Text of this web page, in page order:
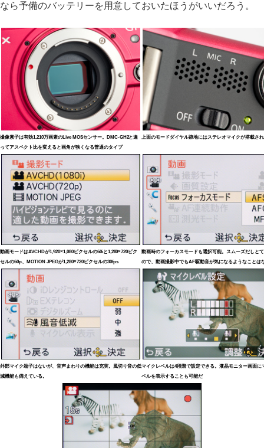
なら予備のバッテリーを用意しておいたほうがいいだろう。
撮像素子は有効1,210万画素のLive MOSセンサー。DMC-GH2と違
ってアスペクト比を変えると画角が狭くなる普通のタイプ
上面のモードダイヤル跡地にはステレオマイクが搭載さ
動画モードはAVCHDが1,920×1,080ピクセルの60iと1,280×720ピク
セルの60p、MOTION JPEGが1,280×720ピクセルの30fps
動画時のフォーカスモードも選択可能。スムーズだしと
ので、動画撮影中でもAF駆動音が気になるようなことは
外部マイク端子はないが、音声まわりの機能は充実。風切り音の低
減機能も備えている。
マイクレベルは4段階で設定できる。液晶モニター画面に
ベルを表示することも可能だ